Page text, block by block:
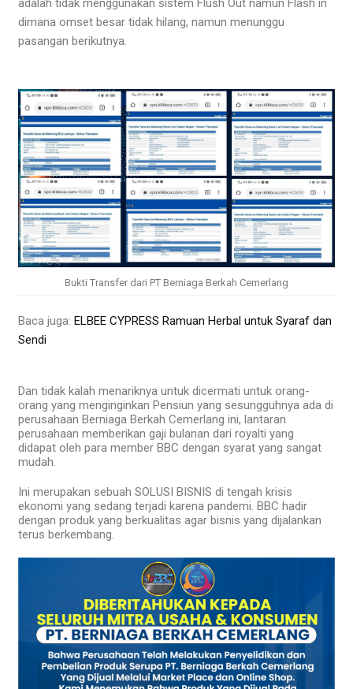
adalah tidak menggunakan sistem Flush Out namun Flash in
dimana omset besar tidak hilang, namun menunggu
pasangan berikutnya.
Bukti Transfer dari PT Berniaga Berkah Cemerlang
Baca juga:ELBEE CYPRESS Ramuan Herbal untuk Syaraf dan
Sendi
Dan tidak kalah menariknya untuk dicermati untuk orang-
orang yang menginginkan Pensiun yang sesungguhnya ada di
perusahaan Berniaga Berkah Cemerlang ini, lantaran
perusahaan memberikan gaji bulanan dari royalti yang
didapat oleh para member BBC dengan syarat yang sangat
mudah.
Ini merupakan sebuah SOLUSI BISNIS di tengah krisis
ekonomi yang sedang terjadi karena pandemi. BBC hadir
dengan produk yang berkualitas agar bisnis yang dijalankan
terus berkembang.